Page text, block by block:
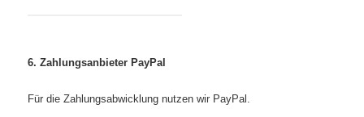
6. Zahlungsanbieter PayPal
Für die Zahlungsabwicklung nutzen wir PayPal.